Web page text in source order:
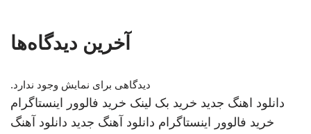
آخرین دیدگاه‌ها
دیدگاهی برای نمایش وجود ندارد.
دانلود اهنگ جدید خرید بک لینک خرید فالوور اینستاگرام
خرید فالوور اینستاگرام دانلود آهنگ جدید دانلود آهنگ